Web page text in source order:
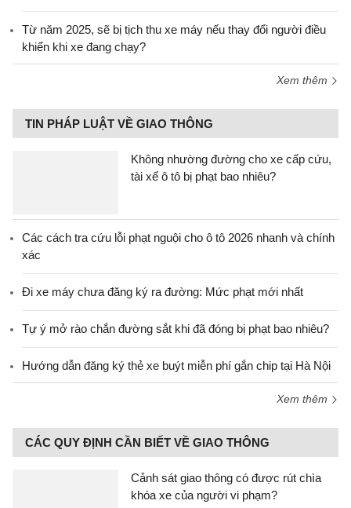
Từ năm 2025, sẽ bị tịch thu xe máy nếu thay đổi người điều
khiển khi xe đang chạy?
Xem thêm
TIN PHÁP LUẬT VỀ GIAO THÔNG
Không nhường đường cho xe cấp cứu,
tài xế ô tô bị phạt bao nhiêu?
Các cách tra cứu lỗi phạt nguội cho ô tô 2026 nhanh và chính
xác
Đi xe máy chưa đăng ký ra đường: Mức phạt mới nhất
Tự ý mở rào chắn đường sắt khi đã đóng bị phạt bao nhiêu?
Hướng dẫn đăng ký thẻ xe buýt miễn phí gắn chip tại Hà Nội
Xem thêm
CÁC QUY ĐỊNH CẦN BIẾT VỀ GIAO THÔNG
Cảnh sát giao thông có được rút chìa
khóa xe của người vi phạm?